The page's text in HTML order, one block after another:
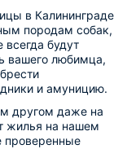
в Калининграде
породам собак,
будут
вашего любимца,
и амуницию.
другом даже на
жилья на нашем
проверенные